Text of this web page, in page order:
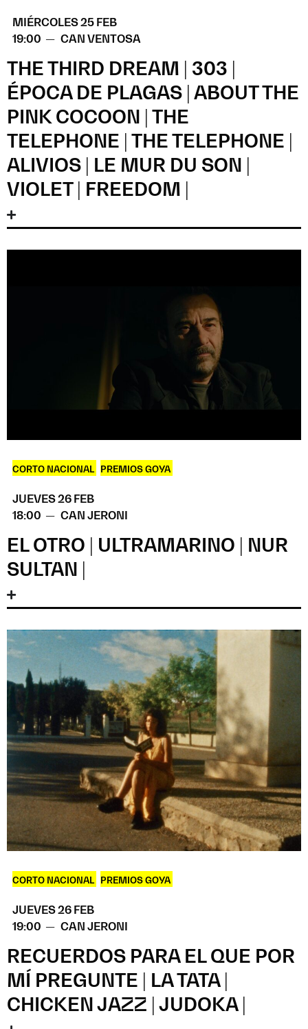
MIÉRCOLES 25 FEB
19:00 — CAN VENTOSA
THE THIRD DREAM | 303 |
ÉPOCA DE PLAGAS | ABOUT THE
PINK COCOON | THE
TELEPHONE | THE TELEPHONE |
ALIVIOS | LE MUR DU SON |
VIOLET | FREEDOM |
CORTO NACIONAL PREMIOS GOYA
JUEVES 26 FEB
18:00 — CAN JERONI
EL OTRO | ULTRAMARINO | NUR
SULTAN |
CORTO NACIONAL PREMIOS GOYA
JUEVES 26 FEB
19:00 — CAN JERONI
RECUERDOS PARA EL QUE POR
MÍ PREGUNTE | LA TATA |
CHICKEN JAZZ | JUDOKA |